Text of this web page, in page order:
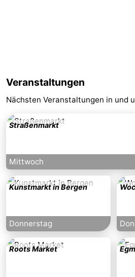
Veranstaltungen
Nächsten Veranstaltungen in und
Straßenmarkt
Mittwoch
Kunstmarkt in Bergen
Donnerstag
Roots Market